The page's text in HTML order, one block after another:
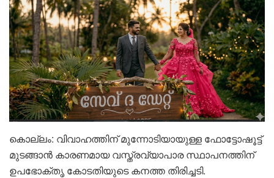
കൊല്ലം: വിവാഹത്തിന് മുന്നോടിയായുള്ള ഫോട്ടോഷൂട്ട്
മുടങ്ങാൻ കാരണമായ വസ്ത്രവ്യാപാര സ്ഥാപനത്തിന്
ഉപഭോക്തൃ കോടതിയുടെ കനത്ത തിരിച്ചടി.